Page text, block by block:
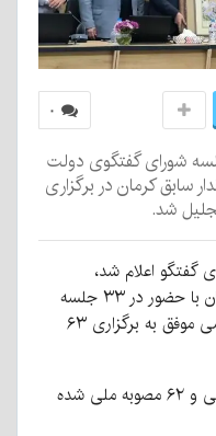
۰
شورای گفتگوی دولت
کرمان در برگزاری
گفتگو اعلام شد،
محمدمهدی فداکار استاندار سابق کرمان با حضور در ۳۳ جلسه
شورای گفتگوی دولت و بخش خصوصی موفق به برگزاری ۶۳
این جلسات منجر به ۱۱۶ مصوبه استانی و ۶۲ مصوبه ملی شده